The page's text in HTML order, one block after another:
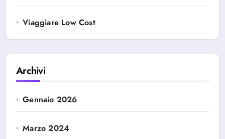
Viaggiare Low Cost
Archivi
Gennaio 2026
Marzo 2024